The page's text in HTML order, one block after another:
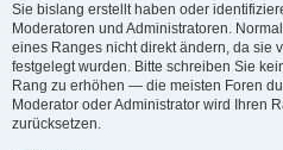
Sie bislang erstellt haben oder
Moderatoren und Administratoren.
eines Ranges nicht direkt ändern, da sie
festgelegt wurden. Bitte schreiben Sie
Rang zu erhöhen — die meisten Foren
Moderator oder Administrator wird Ihren
zurücksetzen.